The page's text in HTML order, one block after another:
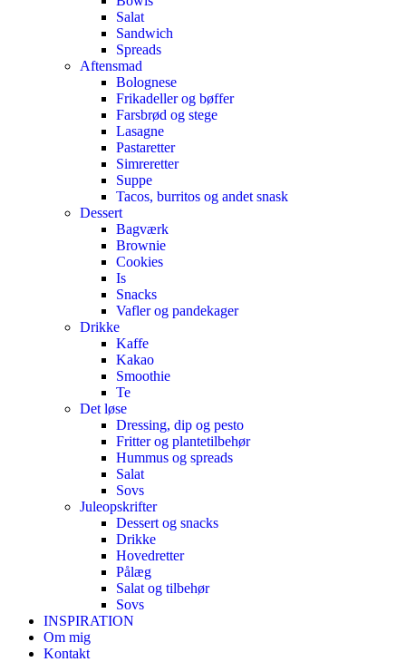
Salat
Sandwich
Spreads
Aftensmad
Bolognese
Frikadeller og bøffer
Farsbrød og stege
Lasagne
Pastaretter
Simreretter
Suppe
Tacos, burritos og andet snask
Dessert
Bagværk
Brownie
Cookies
Is
Snacks
Vafler og pandekager
Drikke
Kaffe
Kakao
Smoothie
Te
Det løse
Dressing, dip og pesto
Fritter og plantetilbehør
Hummus og spreads
Salat
Sovs
Juleopskrifter
Dessert og snacks
Drikke
Hovedretter
Pålæg
Salat og tilbehør
Sovs
INSPIRATION
Om mig
Kontakt